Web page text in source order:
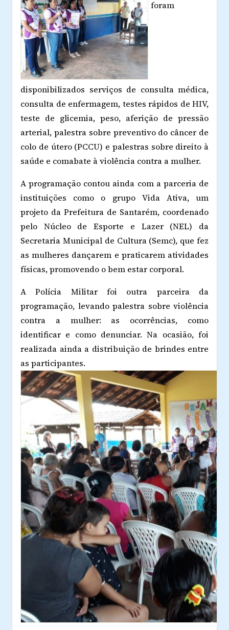
foram
disponibilizados serviços de consulta médica,
consulta de enfermagem, testes rápidos de HIV,
teste de glicemia, peso, aferição de pressão
arterial, palestra sobre preventivo do câncer de
colo de útero (PCCU) e palestras sobre direito à
saúde e comabate à violência contra a mulher.
A programação contou ainda com a parceria de
instituições como o grupo Vida Ativa, um
projeto da Prefeitura de Santarém, coordenado
pelo Núcleo de Esporte e Lazer (NEL) da
Secretaria Municipal de Cultura (Semc), que fez
as mulheres dançarem e praticarem atividades
físicas, promovendo o bem estar corporal.
A Polícia Militar foi outra parceira da
programação, levando palestra sobre violência
contra a mulher: as ocorrências, como
identificar e como denunciar. Na ocasião, foi
realizada ainda a distribuição de brindes entre
as participantes.